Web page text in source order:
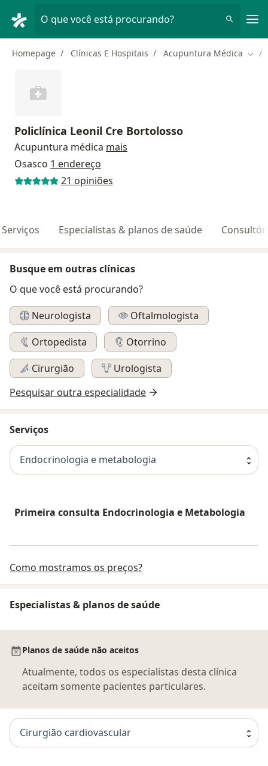
O que você está procurando?
Homepage Clínicas E Hospitais Acupuntura Médica
Policlínica Leonil Cre Bortolosso
Acupuntura médica mais
Osasco 1 endereço
21 opiniões
Serviços Especialistas & planos de saúde
Busque em outras clínicas
O que você está procurando?
Neurologista
Oftalmologista
Ortopedista
Otorrino
Cirurgião
Urologista
Pesquisar outra especialidade
Serviços
Endocrinologia e metabologia
Primeira consulta Endocrinologia e Metabologia
Como mostramos os preços?
Especialistas & planos de saúde
Planos de saúde não aceitos
Atualmente, todos os especialistas desta clínica
aceitam somente pacientes particulares.
Cirurgião cardiovascular